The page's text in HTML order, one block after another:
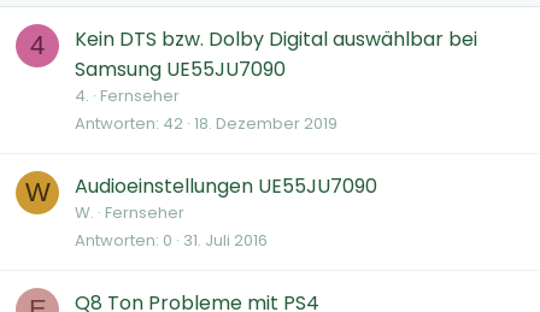
4
Kein DTS bzw. Dolby Digital auswählbar bei
Samsung UE55JU7090
4. Fernseher
Antworten 42 18. Dezember 2019
W Audioeinstellungen UE55JU7090
W. Fernseher
Antworten 0 31. Juli 2016
Q8 Ton Probleme mit PS4